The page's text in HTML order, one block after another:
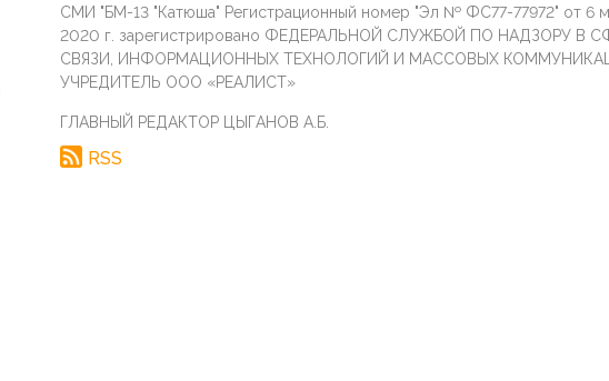
СМИ "БМ-13 "Катюша" Регистрационный номер "Эл № ФС77-77972" от 6
2020 г. зарегистрировано ФЕДЕРАЛЬНОЙ СЛУЖБОЙ ПО НАДЗОРУ В
СВЯЗИ, ИНФОРМАЦИОННЫХ ТЕХНОЛОГИЙ И МАССОВЫХ
УЧРЕДИТЕЛЬ ООО «РЕАЛИСТ»
ГЛАВНЫЙ РЕДАКТОР ЦЫГАНОВ А.Б.
RSS